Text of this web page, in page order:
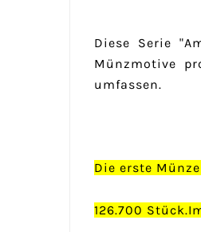
Diese Serie
Münzmotive
umfassen.
Die erste
126.700